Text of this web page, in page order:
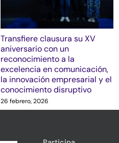
Transfiere clausura su XV
aniversario con un
reconocimiento a la
excelencia en comunicación,
la innovación empresarial y el
conocimiento disruptivo
26 febrero, 2026